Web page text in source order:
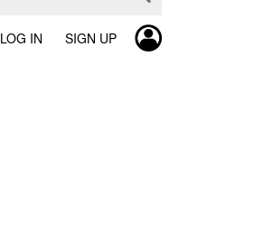
LOG IN SIGN UP